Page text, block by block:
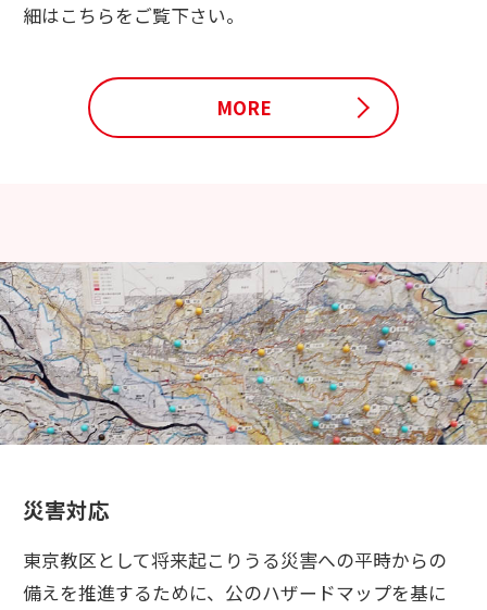
細はこちらをご覧下さい。
MORE
災害対応
東京教区として将来起こりうる災害への平時からの
備えを推進するために、公のハザードマップを基に